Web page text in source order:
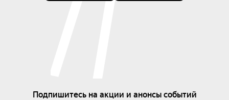
Подпишитесь на акции и анонсы событий